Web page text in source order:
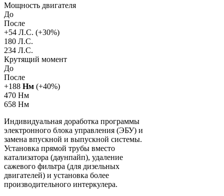
Мощность двигателя
До
После
+54 Л.С. (+30%)
180 Л.С.
234 Л.С.
Крутящий момент
До
После
+188 Нм (+40%)
470 Нм
658 Нм
Индивидуальная доработка программы
электронного блока управления (ЭБУ) и
замена впускной и выпускной системы.
Установка прямой трубы вместо
катализатора (даунпайп), удаление
сажевого фильтра (для дизельных
двигателей) и установка более
производительного интеркулера.